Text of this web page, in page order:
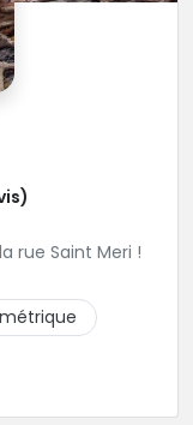
rue Saint Meri !